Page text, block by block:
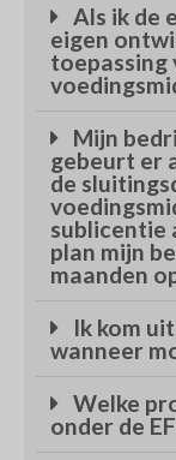
Als ik de
eigen
toepassing
Mijn
gebeurt er
de
sublicentie
plan mijn
maanden
Ik kom
wanneer
Welke
onder de